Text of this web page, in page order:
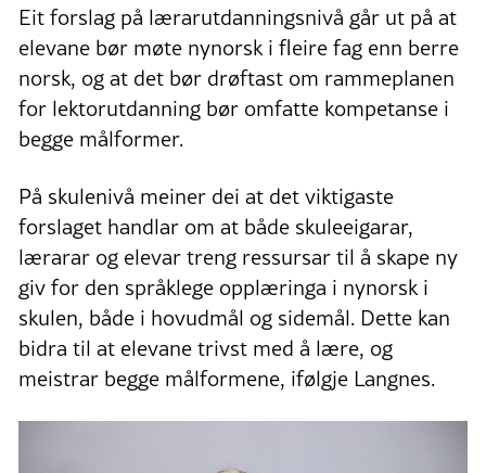
Eit forslag på lærarutdanningsnivå går ut på at
elevane bør møte nynorsk i fleire fag enn berre
norsk, og at det bør drøftast om rammeplanen
for lektorutdanning bør omfatte kompetanse i
begge målformer.
På skulenivå meiner dei at det viktigaste
forslaget handlar om at både skuleeigarar,
lærarar og elevar treng ressursar til å skape ny
giv for den språklege opplæringa i nynorsk i
skulen, både i hovudmål og sidemål. Dette kan
bidra til at elevane trivst med å lære, og
meistrar begge målformene, ifølgje Langnes.